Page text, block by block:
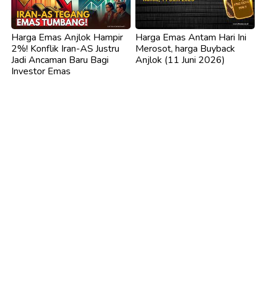
Harga Emas Anjlok Hampir
2%! Konflik Iran-AS Justru
Jadi Ancaman Baru Bagi
Investor Emas
Harga Emas Antam Hari Ini
Merosot, harga Buyback
Anjlok (11 Juni 2026)